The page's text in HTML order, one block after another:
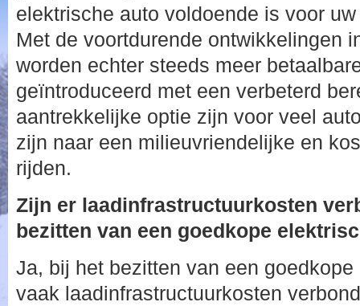
elektrische auto voldoende is voor
Met de voortdurende ontwikkelingen
worden echter steeds meer
geïntroduceerd met een verbeterd
aantrekkelijke optie zijn voor veel
zijn naar een milieuvriendelijke en
rijden.
Zijn er laadinfrastructuurkosten
bezitten van een goedkope
Ja, bij het bezitten van een
vaak laadinfrastructuurkosten